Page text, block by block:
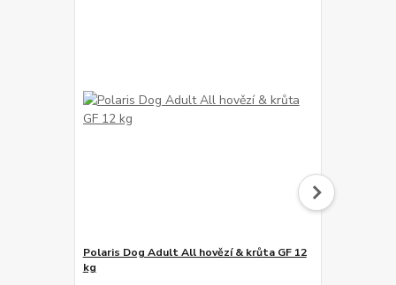
Polaris Dog Adult All hovězí & krůta GF 12
kg